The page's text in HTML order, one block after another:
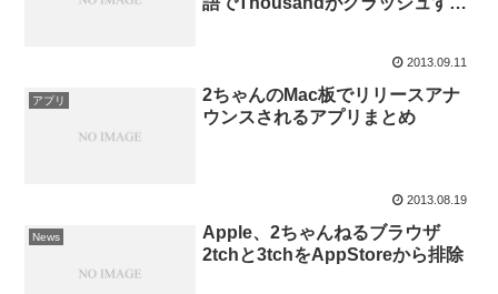
2013.09.11
アプリ
2ちゃんのMac板でリリースアナ
ウンスされるアプリまとめ
2013.08.19
News
Apple、2ちゃんねるブラウザ
2tchと3tchをAppStoreから排除